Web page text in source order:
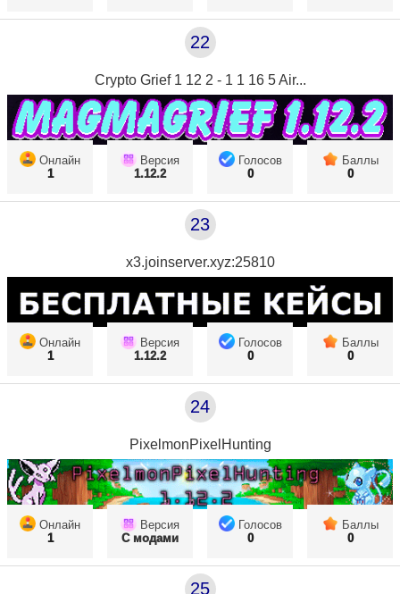
22
Crypto Grief 1 12 2 - 1 1 16 5 Air...
Онлайн
1
Версия
1.12.2
Голосов
0
Баллы
0
23
x3.joinserver.xyz:25810
Онлайн
1
Версия
1.12.2
Голосов
0
Баллы
0
24
PixelmonPixelHunting
Онлайн
1
Версия
С модами
Голосов
0
Баллы
0
25